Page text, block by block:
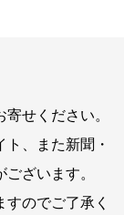
せください。
、また新聞・
ざいます。
のでご了承く